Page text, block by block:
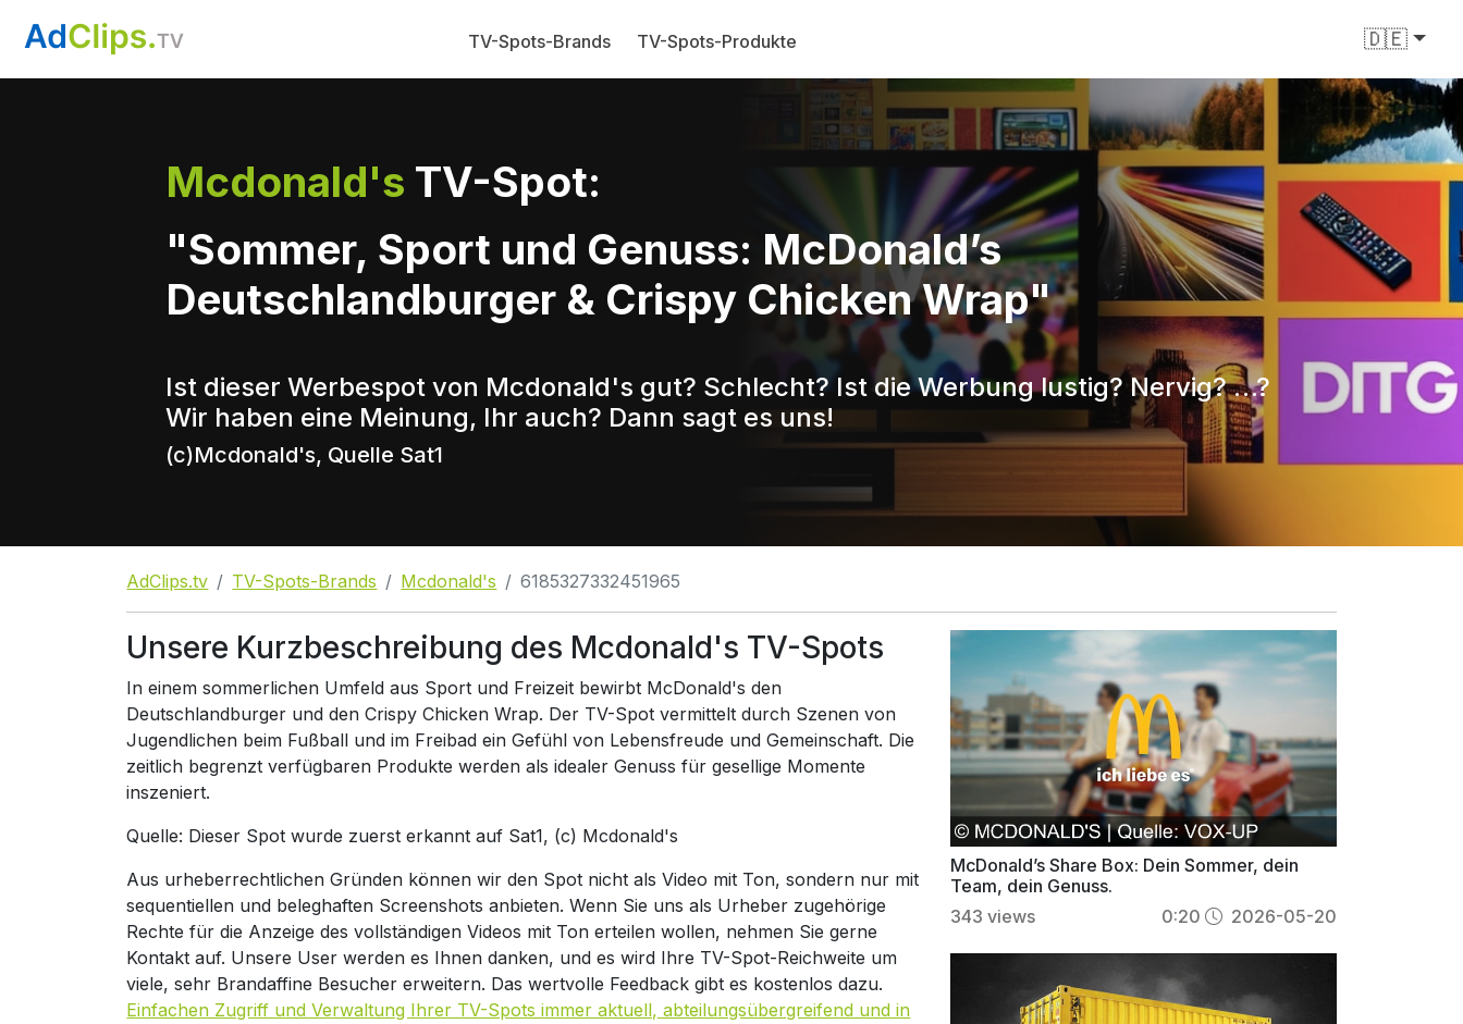
TV-Spots-Brands TV-Spots-Produkte 🇩🇪
Mcdonald's TV-Spot:
"Sommer, Sport und Genuss: McDonald’s
Deutschlandburger & Crispy Chicken Wrap"
Ist dieser Werbespot von Mcdonald's gut? Schlecht? Ist die Werbung lustig? Nervig? …?
Wir haben eine Meinung, Ihr auch? Dann sagt es uns!
(c)Mcdonald's, Quelle Sat1
AdClips.tv TV-Spots-Brands Mcdonald's 6185327332451965
Unsere Kurzbeschreibung des Mcdonald's TV-Spots
In einem sommerlichen Umfeld aus Sport und Freizeit bewirbt McDonald's den
Deutschlandburger und den Crispy Chicken Wrap. Der TV-Spot vermittelt durch Szenen von
Jugendlichen beim Fußball und im Freibad ein Gefühl von Lebensfreude und Gemeinschaft. Die
zeitlich begrenzt verfügbaren Produkte werden als idealer Genuss für gesellige Momente
inszeniert.
Quelle: Dieser Spot wurde zuerst erkannt auf Sat1, (c) Mcdonald's
Aus urheberrechtlichen Gründen können wir den Spot nicht als Video mit Ton, sondern nur mit
sequentiellen und beleghaften Screenshots anbieten. Wenn Sie uns als Urheber zugehörige
Rechte für die Anzeige des vollständigen Videos mit Ton erteilen wollen, nehmen Sie gerne
Kontakt auf. Unsere User werden es Ihnen danken, und es wird Ihre TV-Spot-Reichweite um
viele, sehr Brandaffine Besucher erweitern. Das wertvolle Feedback gibt es kostenlos dazu.
Einfachen Zugriff und Verwaltung Ihrer TV-Spots immer aktuell, abteilungsübergreifend und in
McDonald’s Share Box: Dein Sommer, dein
Team, dein Genuss.
343 views 0:20 2026-05-20